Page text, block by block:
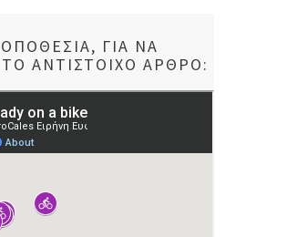
ΓΙΑ ΝΑ
ΑΝΤΊΣΤΟΙΧΟ ΆΡΘΡΟ: